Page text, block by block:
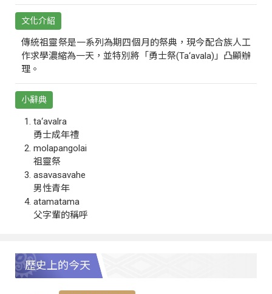
文化介紹
傳統祖靈祭是一系列為期四個月的祭典，現今配合族人工
作求學濃縮為一天，並特別將「勇士祭(Ta‘avala)」凸顯辦
理。
小辭典
ta‘avalra
勇士成年禮
molapangolai
祖靈祭
asavasavahe
男性青年
atamatama
父字輩的稱呼
歷史上的今天